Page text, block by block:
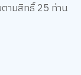
ตามสิทธิ์ 25 ท่าน